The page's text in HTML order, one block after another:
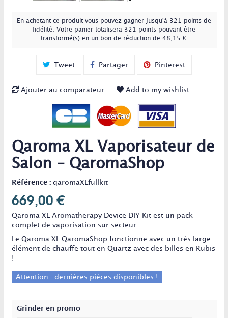
En achetant ce produit vous pouvez gagner jusqu'à 321
points de
fidélité . Votre panier totalisera 321 points pouvant être
transformé(s) en un bon de réduction de 48,15 €.
Tweet Partager Pinterest
Ajouter au comparateur Add to my wishlist
Qaroma XL Vaporisateur de
Salon - QaromaShop
Référence : qaromaXLfullkit
669,00 €
Qaroma XL Aromatherapy Device DIY Kit est un pack
complet de vaporisation sur secteur.
Le Qaroma XL QaromaShop fonctionne avec un très large
élément de chauffe tout en Quartz avec des billes en Rubis
!
Attention : dernières pièces disponibles !
Grinder en promo